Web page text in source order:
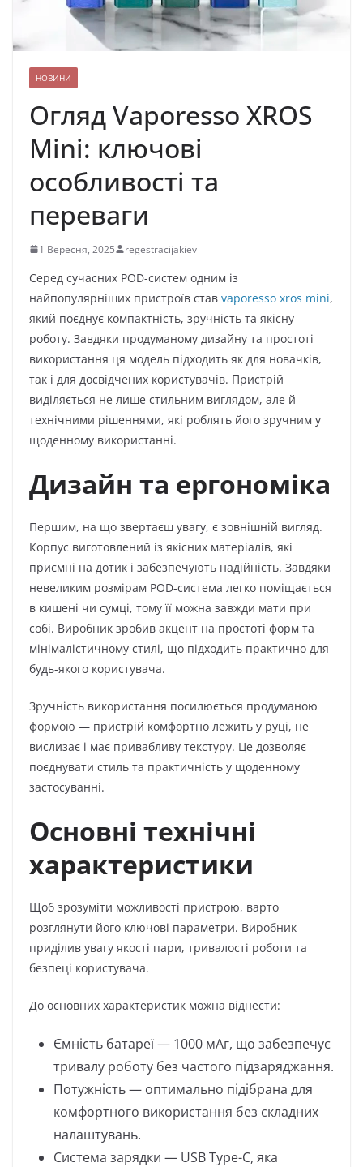
НОВИНИ
Огляд Vaporesso XROS
Mini: ключові
особливості та
переваги
1 Вересня, 2025 regestracijakiev
Серед сучасних POD-систем одним із
найпопулярніших пристроїв став vaporesso xros mini,
який поєднує компактність, зручність та якісну
роботу. Завдяки продуманому дизайну та простоті
використання ця модель підходить як для новачків,
так і для досвідчених користувачів. Пристрій
виділяється не лише стильним виглядом, але й
технічними рішеннями, які роблять його зручним у
щоденному використанні.
Дизайн та ергономіка
Першим, на що звертаєш увагу, є зовнішній вигляд.
Корпус виготовлений із якісних матеріалів, які
приємні на дотик і забезпечують надійність. Завдяки
невеликим розмірам POD-система легко поміщається
в кишені чи сумці, тому її можна завжди мати при
собі. Виробник зробив акцент на простоті форм та
мінімалістичному стилі, що підходить практично для
будь-якого користувача.
Зручність використання посилюється продуманою
формою — пристрій комфортно лежить у руці, не
вислизає і має привабливу текстуру. Це дозволяє
поєднувати стиль та практичність у щоденному
застосуванні.
Основні технічні
характеристики
Щоб зрозуміти можливості пристрою, варто
розглянути його ключові параметри. Виробник
приділив увагу якості пари, тривалості роботи та
безпеці користувача.
До основних характеристик можна віднести:
Ємність батареї — 1000 мАг, що забезпечує
тривалу роботу без частого підзаряджання.
Потужність — оптимально підібрана для
комфортного використання без складних
налаштувань.
Система зарядки — USB Type-C, яка